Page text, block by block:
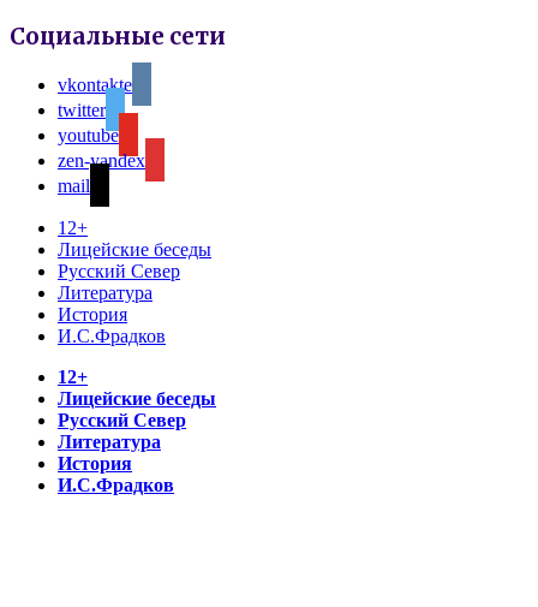
Социальные сети
vkontakte
twitter
youtube
zen-yandex
mail
12+
Лицейские беседы
Русский Север
Литература
История
И.С.Фрадков
12+
Лицейские беседы
Русский Север
Литература
История
И.С.Фрадков